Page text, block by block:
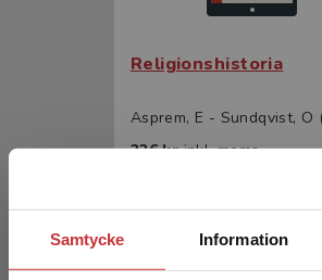
Samtycke Information
Religionshistoria
Asprem, E - Sundqvist, O
226 krinkl. moms